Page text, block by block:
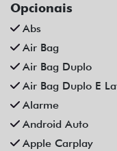
Opcionais
Abs
Air Bag
Air Bag Duplo
Air Bag Duplo E
Alarme
Android Auto
Apple Carplay